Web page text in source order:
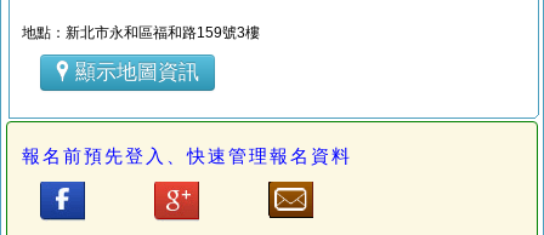
地點：新北市永和區福和路159號3樓
顯示地圖資訊
報名前預先登入、快速管理報名資料